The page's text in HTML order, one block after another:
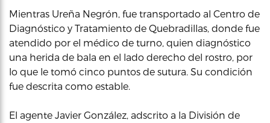
Mientras Ureña Negrón, fue transportado al Centro de
Diagnóstico y Tratamiento de Quebradillas, donde fue
atendido por el médico de turno, quien diagnóstico
una herida de bala en el lado derecho del rostro, por
lo que le tomó cinco puntos de sutura. Su condición
fue descrita como estable.
El agente Javier González, adscrito a la División de